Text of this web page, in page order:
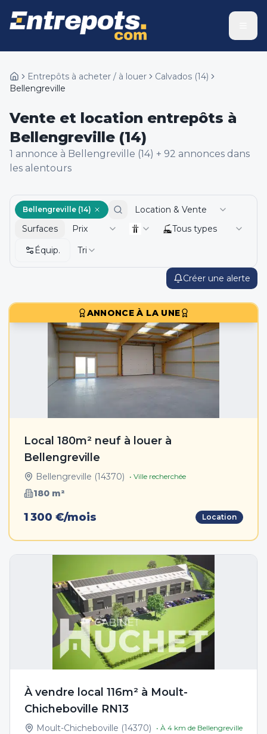
Entrepôts à acheter / à louer Calvados (14)
Bellengreville
Vente et location entrepôts à
Bellengreville (14)
1 annonce à Bellengreville (14) + 92 annonces dans
les alentours
Créer une alerte
Bellengreville (14)
Location & Vente
Surfaces
Prix
Tous types
Équip.
Tri
ANNONCE À LA UNE
Local 180m² neuf à louer à
Bellengreville
Bellengreville (14370) • Ville recherchée
180 m²
1 300 €/mois Location
À vendre local 116m² à Moult-
Chicheboville RN13
Moult-Chicheboville (14370) • À 4 km de Bellengreville